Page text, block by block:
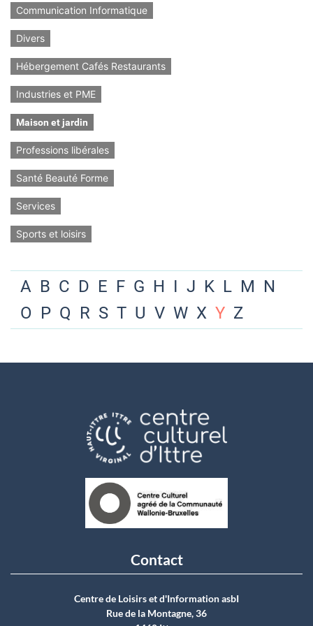
Communication Informatique
Divers
Hébergement Cafés Restaurants
Industries et PME
Maison et jardin
Professions libérales
Santé Beauté Forme
Services
Sports et loisirs
A B C D E F G H I J K L M N
O P Q R S T U V W X Y Z
Contact
Centre de Loisirs et d'Information asbI
Rue de la Montagne, 36